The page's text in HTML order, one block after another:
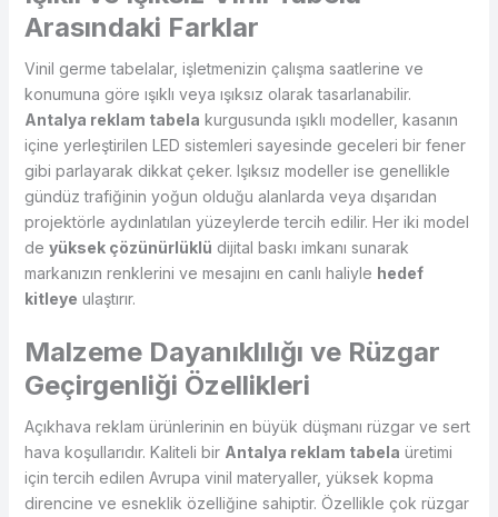
Arasındaki Farklar
Vinil germe tabelalar, işletmenizin çalışma saatlerine ve
konumuna göre ışıklı veya ışıksız olarak tasarlanabilir.
Antalya reklam tabela kurgusunda ışıklı modeller, kasanın
içine yerleştirilen LED sistemleri sayesinde geceleri bir fener
gibi parlayarak dikkat çeker. Işıksız modeller ise genellikle
gündüz trafiğinin yoğun olduğu alanlarda veya dışarıdan
projektörle aydınlatılan yüzeylerde tercih edilir. Her iki model
de yüksek çözünürlüklü dijital baskı imkanı sunarak
markanızın renklerini ve mesajını en canlı haliyle hedef
kitleye ulaştırır.
Malzeme Dayanıklılığı ve Rüzgar
Geçirgenliği Özellikleri
Açıkhava reklam ürünlerinin en büyük düşmanı rüzgar ve sert
hava koşullarıdır. Kaliteli bir Antalya reklam tabela üretimi
için tercih edilen Avrupa vinil materyaller, yüksek kopma
direncine ve esneklik özelliğine sahiptir. Özellikle çok rüzgar